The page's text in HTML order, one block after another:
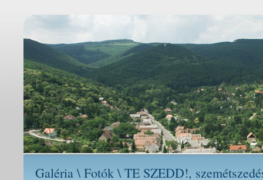
Galéria \ Fotók \ TE SZEDD!,